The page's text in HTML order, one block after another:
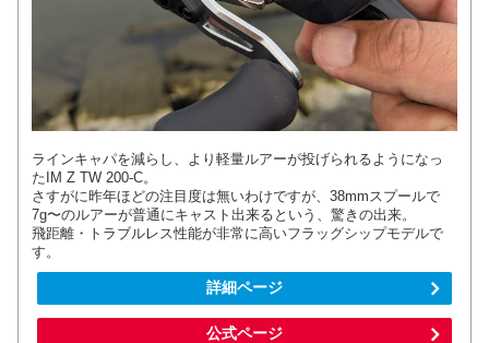
ラインキャパを減らし、より軽量ルアーが投げられるようになっ
たIM Z TW 200-C。
さすがに昨年ほどの注目度は無いわけですが、38mmスプールで
7g〜のルアーが普通にキャスト出来るという、驚きの出来。
飛距離・トラブルレス性能が非常に高いフラッグシップモデルで
す。
詳細ページ
公式ページ